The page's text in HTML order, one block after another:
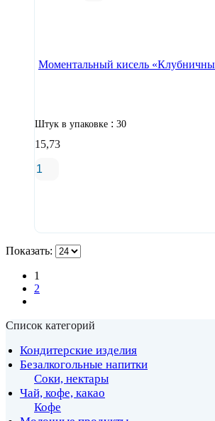
Моментальный кисель
Штук в упаковке : 30
15,73
Показать:
1
2
Список категорий
Кондитерские изделия
Безалкогольные напитки
Соки, нектары
Чай, кофе, какао
Кофе